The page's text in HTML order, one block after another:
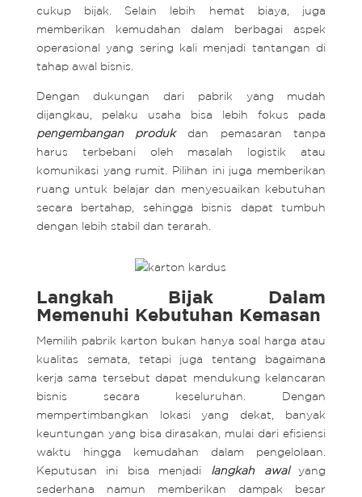
cukup bijak. Selain lebih hemat biaya, juga
memberikan kemudahan dalam berbagai aspek
operasional yang sering kali menjadi tantangan di
tahap awal bisnis.
Dengan dukungan dari pabrik yang mudah
dijangkau, pelaku usaha bisa lebih fokus pada
pengembangan produkdan pemasaran tanpa
harus terbebani oleh masalah logistik atau
komunikasi yang rumit. Pilihan ini juga memberikan
ruang untuk belajar dan menyesuaikan kebutuhan
secara bertahap, sehingga bisnis dapat tumbuh
dengan lebih stabil dan terarah.
Langkah Bijak Dalam
Memenuhi Kebutuhan Kemasan
Memilih pabrik karton bukan hanya soal harga atau
kualitas semata, tetapi juga tentang bagaimana
kerja sama tersebut dapat mendukung kelancaran
bisnis secara keseluruhan. Dengan
mempertimbangkan lokasi yang dekat, banyak
keuntungan yang bisa dirasakan, mulai dari efisiensi
waktu hingga kemudahan dalam pengelolaan.
Keputusan ini bisa menjadi langkah awalyang
sederhana namun memberikan dampak besar